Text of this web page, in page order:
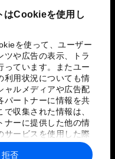
はCookieを使用し
を使って、ユーザー
ツや広告の表示、トラ
っています。またユー
利用状況についても情
ャルメディアや広告配
パートナーに情報を共
収集された情報は、
ナーに提供した他の情
サービスを使用した際
組み合わされ、各パー
れることがありま
拒否